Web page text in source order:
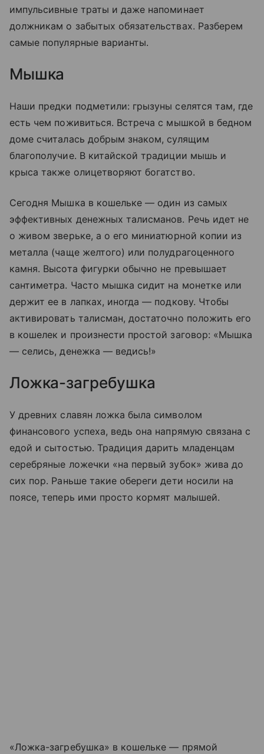
импульсивные траты и даже напоминает
должникам о забытых обязательствах. Разберем
самые популярные варианты.
Мышка
Наши предки подметили: грызуны селятся там, где
есть чем поживиться. Встреча с мышкой в бедном
доме считалась добрым знаком, сулящим
благополучие. В китайской традиции мышь и
крыса также олицетворяют богатство.
Сегодня Мышка в кошельке — один из самых
эффективных денежных талисманов. Речь идет не
о живом зверьке, а о его миниатюрной копии из
металла (чаще желтого) или полудрагоценного
камня. Высота фигурки обычно не превышает
сантиметра. Часто мышка сидит на монетке или
держит ее в лапках, иногда — подкову. Чтобы
активировать талисман, достаточно положить его
в кошелек и произнести простой заговор: «Мышка
— селись, денежка — ведись!»
Ложка-загребушка
У древних славян ложка была символом
финансового успеха, ведь она напрямую связана с
едой и сытостью. Традиция дарить младенцам
серебряные ложечки «на первый зубок» жива до
сих пор. Раньше такие обереги дети носили на
поясе, теперь ими просто кормят малышей.
«Ложка-загребушка» в кошельке — прямой